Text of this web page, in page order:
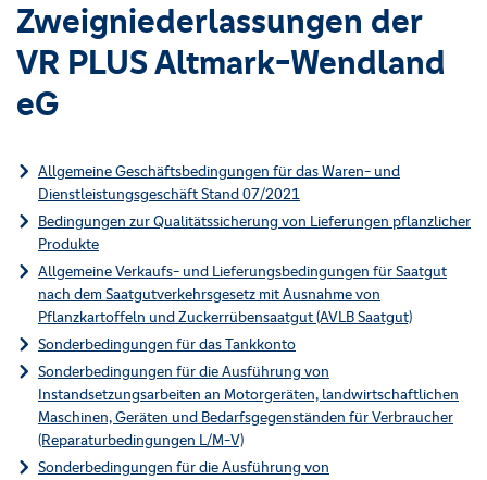
Zweigniederlassungen der
VR PLUS Altmark-Wendland
eG
Allgemeine Geschäftsbedingungen für das Waren- und
Dienstleistungsgeschäft Stand 07/2021
Bedingungen zur Qualitätssicherung von Lieferungen pflanzlicher
Produkte
Allgemeine Verkaufs- und Lieferungsbedingungen für Saatgut
nach dem Saatgutverkehrsgesetz mit Ausnahme von
Pflanzkartoffeln und Zuckerrübensaatgut (AVLB Saatgut)
Sonderbedingungen für das Tankkonto
Sonderbedingungen für die Ausführung von
Instandsetzungsarbeiten an Motorgeräten, landwirtschaftlichen
Maschinen, Geräten und Bedarfsgegenständen für Verbraucher
(Reparaturbedingungen L/M-V)
Sonderbedingungen für die Ausführung von